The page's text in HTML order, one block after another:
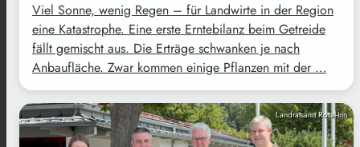
Viel Sonne, wenig Regen – für Landwirte in der Region
eine Katastrophe. Eine erste Erntebilanz beim Getreide
fällt gemischt aus. Die Erträge schwanken je nach
Anbaufläche. Zwar kommen einige Pflanzen mit der …
Landratsamt Rottal-Inn